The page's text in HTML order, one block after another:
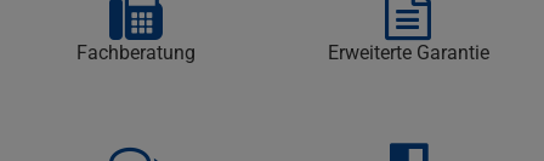
Fachberatung Erweiterte Garantie